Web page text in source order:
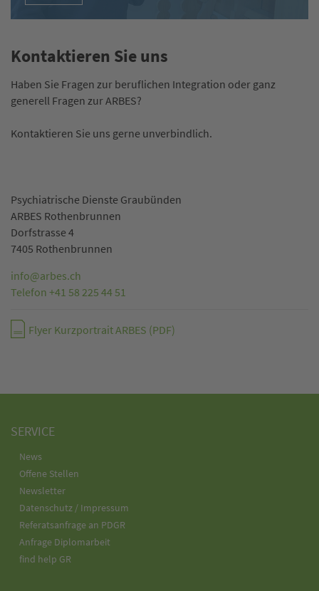
Kontaktieren Sie uns
Haben Sie Fragen zur beruflichen Integration oder ganz
generell Fragen zur ARBES?
Kontaktieren Sie uns gerne unverbindlich.
Psychiatrische Dienste Graubünden
ARBES Rothenbrunnen
Dorfstrasse 4
7405 Rothenbrunnen
info@arbes.ch
Telefon +41 58 225 44 51
Flyer Kurzportrait ARBES (PDF)
SERVICE
News
Offene Stellen
Newsletter
Datenschutz / Impressum
Referatsanfrage an PDGR
Anfrage Diplomarbeit
find help GR